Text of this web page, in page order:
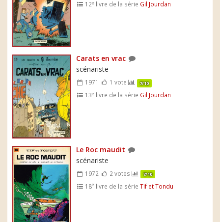
12e livre de la série Gil Jourdan
Carats en vrac
scénariste
1971 1 vote 7/10
13e livre de la série Gil Jourdan
Le Roc maudit
scénariste
1972 2 votes 7/10
18e livre de la sérieTif et Tondu